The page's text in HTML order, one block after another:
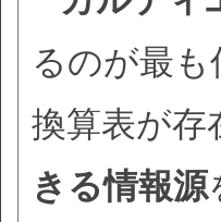
るのが最
換算表が存
きる情報源